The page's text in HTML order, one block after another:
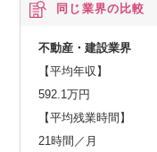
同じ業界の比較
不動産・建設業界
【平均年収】
592.1万円
【平均残業時間】
21時間／月